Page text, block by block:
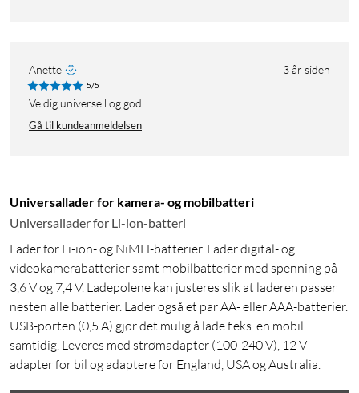
Anette 3 år siden
5/5
Veldig universell og god
Gå til kundeanmeldelsen
Universallader for kamera- og mobilbatteri
Universallader for Li-ion-batteri
Lader for Li-ion- og NiMH-batterier. Lader digital- og
videokamerabatterier samt mobilbatterier med spenning på
3,6 V og 7,4 V. Ladepolene kan justeres slik at laderen passer
nesten alle batterier. Lader også et par AA- eller AAA-batterier.
USB-porten (0,5 A) gjør det mulig å lade f.eks. en mobil
samtidig. Leveres med strømadapter (100-240 V), 12 V-
adapter for bil og adaptere for England, USA og Australia.